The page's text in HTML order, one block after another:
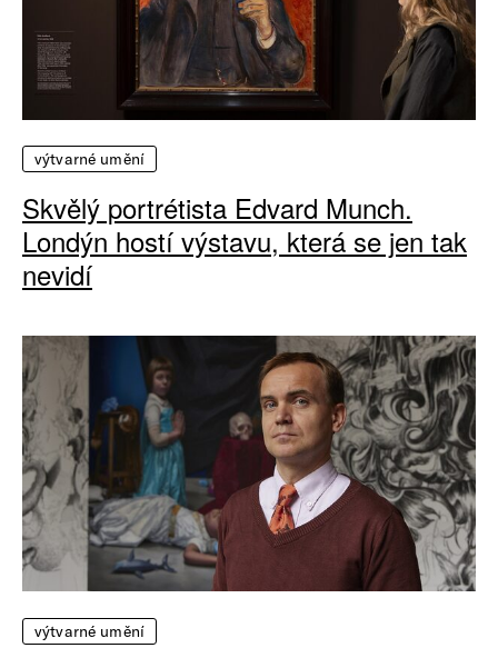
výtvarné umění
Skvělý portrétista Edvard Munch.
Londýn hostí výstavu, která se jen tak
nevidí
výtvarné umění